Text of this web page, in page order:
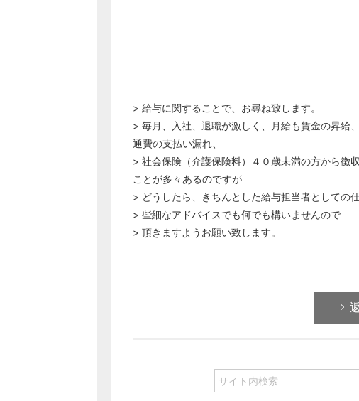
> 給与に関することで、お尋ね致します。
> 毎月、入社、退職が激しく、月給も賃金の昇給
通費の支払い漏れ、
> 社会保険（介護保険料）４０歳未満の方から徴
ことが多々あるのですが
> どうしたら、きちんとした給与担当者としての
> 些細なアドバイスでも何でも構いませんので
> 頂きますようお願い致します。